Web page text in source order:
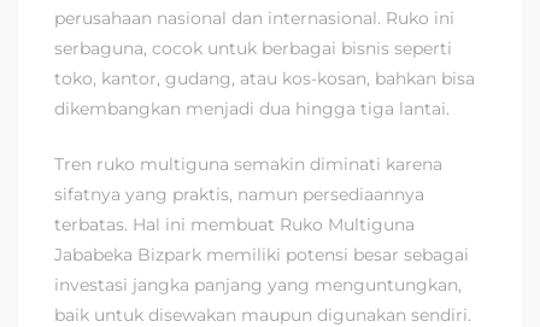
perusahaan nasional dan internasional. Ruko ini
serbaguna, cocok untuk berbagai bisnis seperti
toko, kantor, gudang, atau kos-kosan, bahkan bisa
dikembangkan menjadi dua hingga tiga lantai.
Tren ruko multiguna semakin diminati karena
sifatnya yang praktis, namun persediaannya
terbatas. Hal ini membuat Ruko Multiguna
Jababeka Bizpark memiliki potensi besar sebagai
investasi jangka panjang yang menguntungkan,
baik untuk disewakan maupun digunakan sendiri.